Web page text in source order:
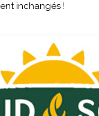
inchangés !